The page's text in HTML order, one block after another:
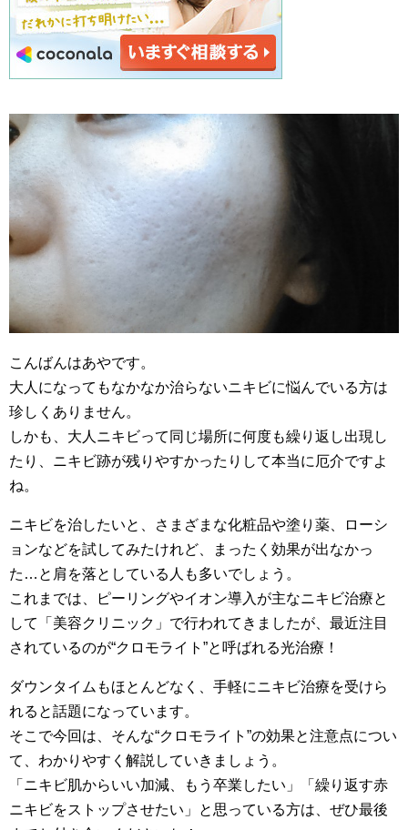
こんばんはあやです。
大人になってもなかなか治らないニキビに悩んでいる方は
珍しくありません。
しかも、大人ニキビって同じ場所に何度も繰り返し出現し
たり、ニキビ跡が残りやすかったりして本当に厄介ですよ
ね。
ニキビを治したいと、さまざまな化粧品や塗り薬、ローシ
ョンなどを試してみたけれど、まったく効果が出なかっ
た…と肩を落としている人も多いでしょう。
これまでは、ピーリングやイオン導入が主なニキビ治療と
して「美容クリニック」で行われてきましたが、最近注目
されているのが“クロモライト”と呼ばれる光治療！
ダウンタイムもほとんどなく、手軽にニキビ治療を受けら
れると話題になっています。
そこで今回は、そんな“クロモライト”の効果と注意点につい
て、わかりやすく解説していきましょう。
「ニキビ肌からいい加減、もう卒業したい」「繰り返す赤
ニキビをストップさせたい」と思っている方は、ぜひ最後